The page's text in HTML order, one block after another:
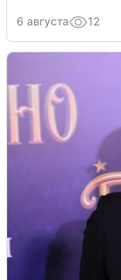
6 августа 12